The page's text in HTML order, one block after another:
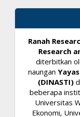
Ranah
Research
diterbitkan
naungan
(DINASTI)
beberapa
Universitas
Ekonomi,